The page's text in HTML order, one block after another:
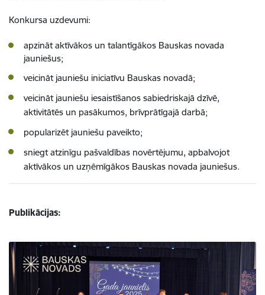
Konkursa uzdevumi:
apzināt aktīvākos un talantīgākos Bauskas novada
jauniešus;
veicināt jauniešu iniciatīvu Bauskas novadā;
veicināt jauniešu iesaistīšanos sabiedriskajā dzīvē,
aktivitātēs un pasākumos, brīvprātīgajā darbā;
popularizēt jauniešu paveikto;
sniegt atzinīgu pašvaldības novērtējumu, apbalvojot
aktīvākos un uzņēmīgākos Bauskas novada jauniešus.
Publikācijas: